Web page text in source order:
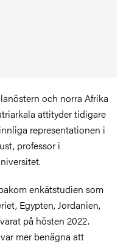
och norra Afrika
attityder tidigare
representationen i
professor i
enkätstudien som
Egypten, Jordanien,
på hösten 2022.
mer benägna att